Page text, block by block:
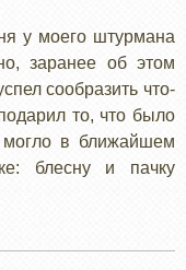
у моего штурмана
заранее об этом
сообразить что-
то, что было
в ближайшем
блесну и пачку